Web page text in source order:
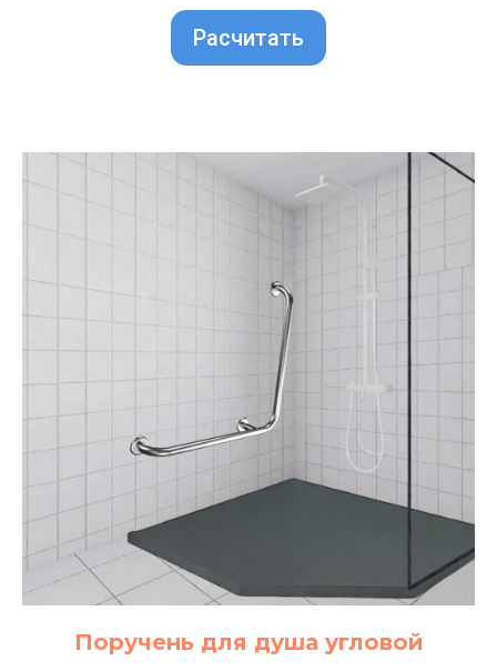
Расчитать
Поручень для душа угловой